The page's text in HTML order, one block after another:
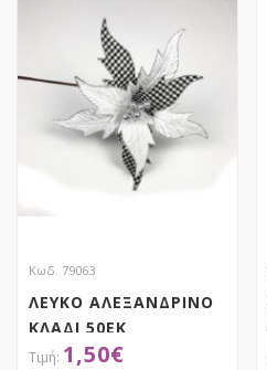
Κωδ. 79063
ΛΕΥΚΟ ΑΛΕΞΑΝΔΡΙΝΟ
ΚΛΑΔΙ 50ΕΚ
ΚΑΡΩ(ΛΕΥΚΟ-ΜΑΥΡΟ)
1,50€